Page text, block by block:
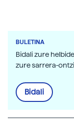
BULETINA
Bidali zure
zure sarrera-
Bidali